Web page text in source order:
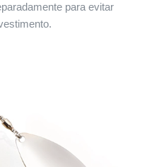
para evitar